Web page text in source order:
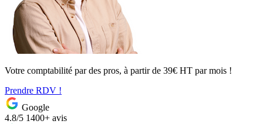
Votre comptabilité par des pros, à partir de 39€ HT par mois !
Prendre RDV !
Google
4.8/5 1400+ avis